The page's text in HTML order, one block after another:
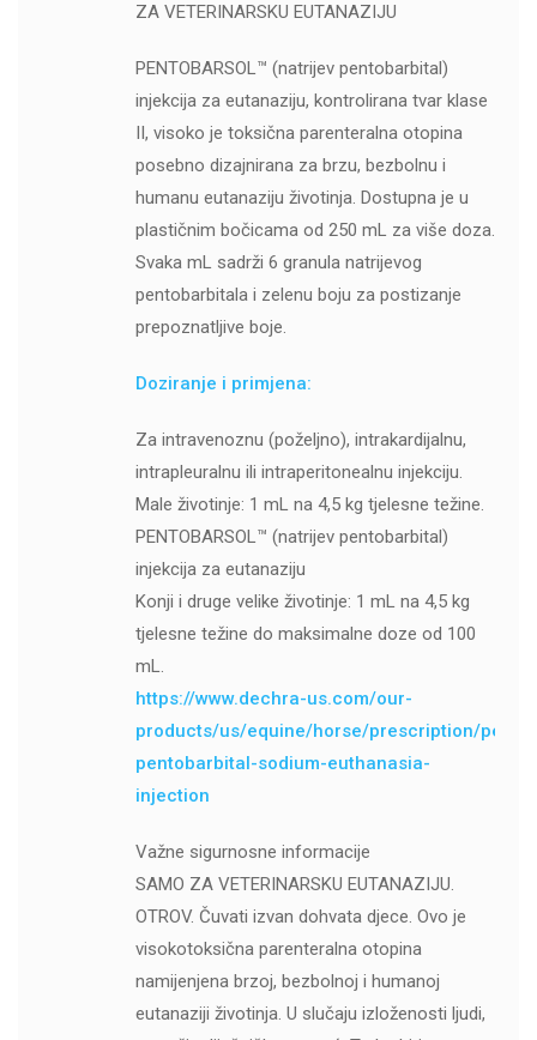
ZA VETERINARSKU EUTANAZIJU
PENTOBARSOL™ (natrijev pentobarbital)
injekcija za eutanaziju, kontrolirana tvar klase
II, visoko je toksična parenteralna otopina
posebno dizajnirana za brzu, bezbolnu i
humanu eutanaziju životinja. Dostupna je u
plastičnim bočicama od 250 mL za više doza.
Svaka mL sadrži 6 granula natrijevog
pentobarbitala i zelenu boju za postizanje
prepoznatljive boje.
Doziranje i primjena:
Za intravenoznu (poželjno), intrakardijalnu,
intrapleuralnu ili intraperitonealnu injekciju.
Male životinje: 1 mL na 4,5 kg tjelesne težine.
PENTOBARSOL™ (natrijev pentobarbital)
injekcija za eutanaziju
Konji i druge velike životinje: 1 mL na 4,5 kg
tjelesne težine do maksimalne doze od 100
mL.
https://www.dechra-us.com/our-
products/us/equine/horse/prescription/
pentobarbital-sodium-euthanasia-
injection
Važne sigurnosne informacije
SAMO ZA VETERINARSKU EUTANAZIJU.
OTROV. Čuvati izvan dohvata djece. Ovo je
visokotoksična parenteralna otopina
namijenjena brzoj, bezbolnoj i humanoj
eutanaziji životinja. U slučaju izloženosti ljudi,